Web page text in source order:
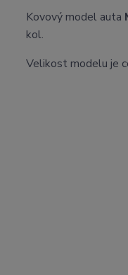
Kovový model auta
kol.
Velikost modelu je